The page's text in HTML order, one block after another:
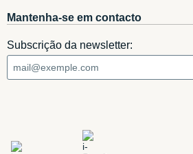
Mantenha-se em contacto
Subscrição da newsletter: